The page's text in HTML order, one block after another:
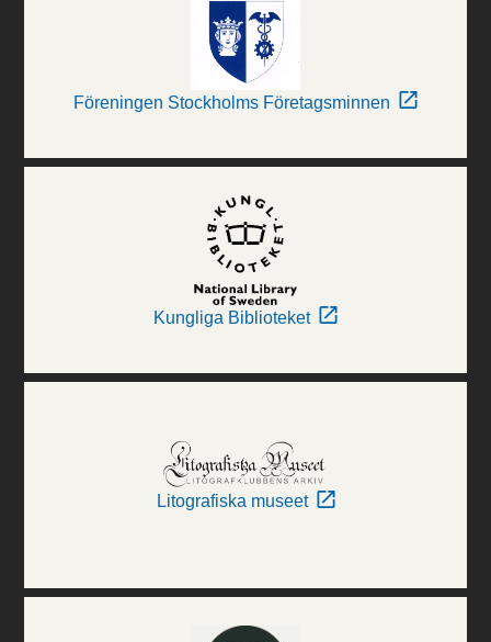
Föreningen Stockholms Företagsminnen
Kungliga Biblioteket
Litografiska museet